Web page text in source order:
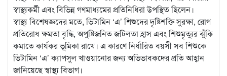
স্বাস্থ্যকর্মী এবং বিভিন্ন গণমাধ্যমের প্রতিনিধিরা উপস্থিত ছিলেন।
স্বাস্থ্য বিশেষজ্ঞদের মতে, ভিটামিন ‘এ’ শিশুদের দৃষ্টিশক্তি সুরক্ষা, রোগ
প্রতিরোধ ক্ষমতা বৃদ্ধি, অপুষ্টিজনিত জটিলতা হ্রাস এবং শিশুমৃত্যুর ঝুঁকি
কমাতে কার্যকর ভূমিকা রাখে। এ কারণে নির্ধারিত বয়সী সব শিশুকে
ভিটামিন ‘এ’ ক্যাপসুল খাওয়ানোর জন্য অভিভাবকদের প্রতি আহ্বান
জানিয়েছে স্বাস্থ্য বিভাগ।